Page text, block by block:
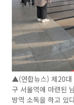
▲(연합뉴스) 제20대
구 서울역에 마련된
방역 소독을 하고 있